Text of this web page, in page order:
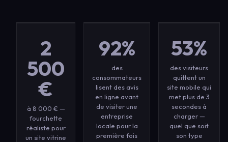
2
500
€
à 8 000 € —
fourchette
réaliste pour
un site vitrine
92%
des
consommateurs
lisent des avis
en ligne avant
de visiter une
entreprise
locale pour la
première fois
53%
des visiteurs
quittent un
site mobile qui
met plus de 3
secondes à
charger —
quel que soit
son type